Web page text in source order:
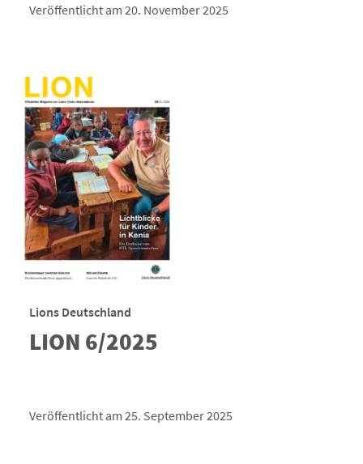
Veröffentlicht am 20. November 2025
Lions Deutschland
LION 6/2025
Veröffentlicht am 25. September 2025